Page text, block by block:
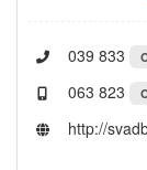
039 833
063 823
http://